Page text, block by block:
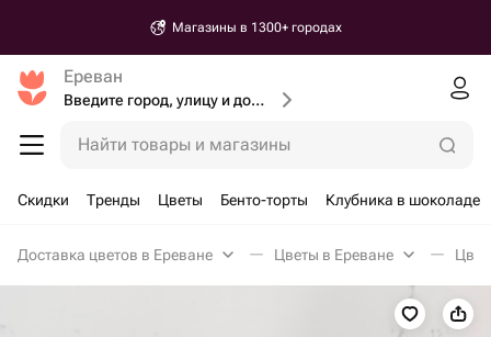
Магазины в 1300+ городах
Ереван
Введите город, улицу и дом доставки
Найти товары и магазины
Скидки Тренды Цветы Бенто-торты Клубника в шоколаде
Доставка цветов в Ереване Цветы в Ереване